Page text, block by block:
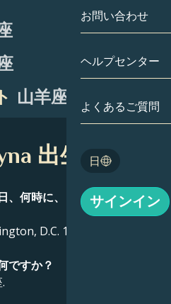
蟹座
獅子座
乙女座
射手座
アストロカー
相性
タロット
エンジェルナ
お問い合わせ
ヘルプセンター
よくあるご質問
日
English
サインイン
山羊座
出生図
、何時に、どこで生まれま
D.C. 11 5月 1988 .
ですか？